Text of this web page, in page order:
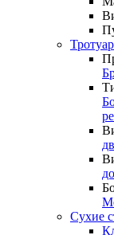
Сухие